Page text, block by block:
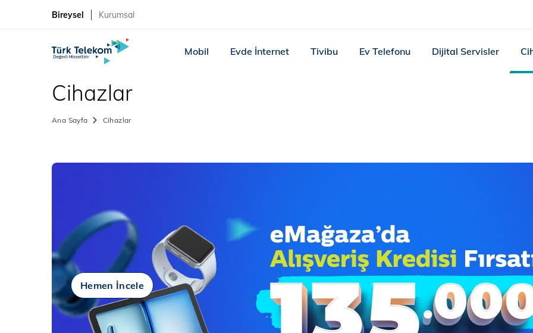
Bireysel Kurumsal
Mobil Evde İnternet Tivibu Ev Telefonu Dijital Servisler
Cihazlar
Ana Sayfa Cihazlar
Hemen İncele